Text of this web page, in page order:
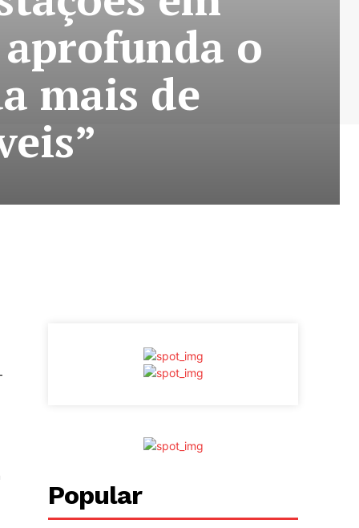
o
mais de
Popular